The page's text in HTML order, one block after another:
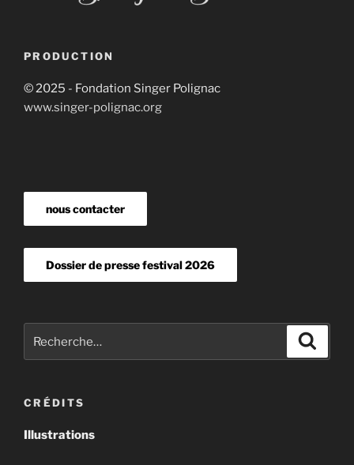
PRODUCTION
© 2025 - Fondation Singer Polignac
www.singer-polignac.org
nous contacter
Dossier de presse festival 2026
pour
CRÉDITS
Illustrations